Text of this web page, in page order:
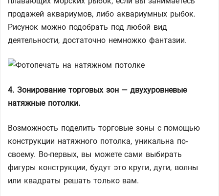
продажей аквариумов, либо аквариумных рыбок.
Рисунок можно подобрать под любой вид
деятельности, достаточно немножко фантазии.
4. Зонирование торговых зон — двухуровневые
натяжные потолки.
Возможность поделить торговые зоны с помощью
конструкции натяжного потолка, уникальна по-
своему. Во-первых, вы можете сами выбирать
фигуры конструкции, будут это круги, дуги, волны
или квадраты решать только вам.